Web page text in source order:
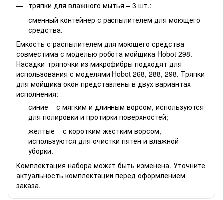
тряпки для влажного мытья – 3 шт.;
сменный контейнер с распылителем для моющего
средства.
Емкость с распылителем для моющего средства
совместима с моделью робота мойщика Hobot 298.
Насадки-тряпочки из микрофибры подходят для
использования с моделями Hobot 268, 288, 298. Тряпки
для мойщика окон представлены в двух вариантах
исполнения:
синие – с мягким и длинным ворсом, используются
для полировки и протирки поверхностей;
желтые – с коротким жестким ворсом,
используются для очистки пятен и влажной
уборки.
Комплектация набора может быть изменена. Уточните
актуальность комплектации перед оформлением
заказа.